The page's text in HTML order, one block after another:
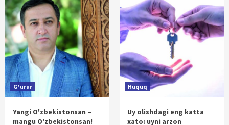
G'urur
Yangi O'zbekistonsan –
mangu O'zbekistonsan!
Huquq
Uy olishdagi eng katta
xato: uyni arzon